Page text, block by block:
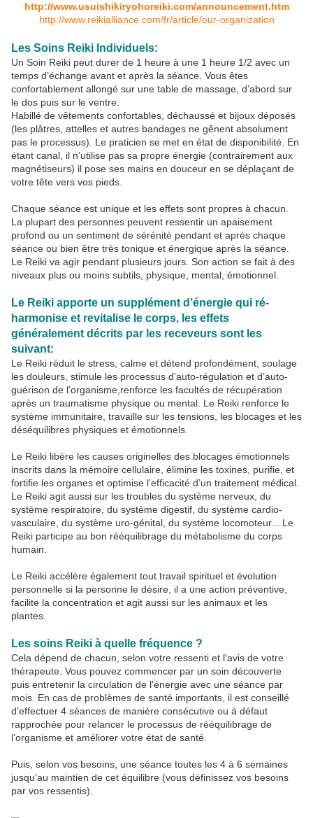
http://www.usuishikiryohoreiki.com/announcement.htm
http://www.reikialliance.com/fr/article/our-organization
Les Soins Reiki Individuels:
Un Soin Reiki peut durer de 1 heure à une 1 heure 1/2 avec un
temps d’échange avant et après la séance. Vous êtes
confortablement allongé sur une table de massage, d’abord sur
le dos puis sur le ventre.
Habillé de vêtements confortables, déchaussé et bijoux déposés
(les plâtres, attelles et autres bandages ne gênent absolument
pas le processus). Le praticien se met en état de disponibilité. En
étant canal, il n’utilise pas sa propre énergie (contrairement aux
magnétiseurs) il pose ses mains en douceur en se déplaçant de
votre tête vers vos pieds.
Chaque séance est unique et les effets sont propres à chacun.
La plupart des personnes peuvent ressentir un apaisement
profond ou un sentiment de sérénité pendant et après chaque
séance ou bien être très tonique et énergique après la séance.
Le Reiki va agir pendant plusieurs jours. Son action se fait à des
niveaux plus ou moins subtils, physique, mental, émotionnel.
Le Reiki apporte un supplément d’énergie qui ré-
harmonise et revitalise le corps, les effets
généralement décrits par les receveurs sont les
suivant:
Le Reiki réduit le stress, calme et détend profondément, soulage
les douleurs, stimule les processus d’auto-régulation et d’auto-
guérison de l’organisme,renforce les facultés de récupération
après un traumatisme physique ou mental. Le Reiki renforce le
système immunitaire, travaille sur les tensions, les blocages et les
déséquilibres physiques et émotionnels.
Le Reiki libère les causes originelles des blocages émotionnels
inscrits dans la mémoire cellulaire, élimine les toxines, purifie, et
fortifie les organes et optimise l’efficacité d’un traitement médical.
Le Reiki agit aussi sur les troubles du système nerveux, du
système respiratoire, du système digestif, du système cardio-
vasculaire, du système uro-génital, du système locomoteur... Le
Reiki participe au bon rééquilibrage du métabolisme du corps
humain.
Le Reiki accélère également tout travail spirituel et évolution
personnelle si la personne le désire, il a une action préventive,
facilite la concentration et agit aussi sur les animaux et les
plantes.
Les soins Reiki à quelle fréquence ?
Cela dépend de chacun, selon votre ressenti et l'avis de votre
thérapeute. Vous pouvez commencer par un soin découverte
puis entretenir la circulation de l'énergie avec une séance par
mois. En cas de problèmes de santé importants, il est conseillé
d’effectuer 4 séances de manière consécutive ou à défaut
rapprochée pour relancer le processus de rééquilibrage de
l’organisme et améliorer votre état de santé.
Puis, selon vos besoins, une séance toutes les 4 à 6 semaines
jusqu’au maintien de cet équilibre (vous définissez vos besoins
par vos ressentis).